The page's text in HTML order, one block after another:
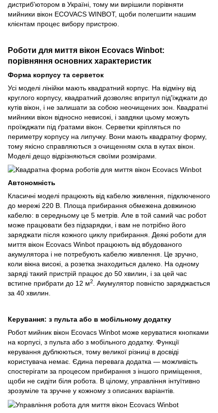
дистриб'ютором в Україні, тому ми вирішили порівняти
мийники вікон ECOVACS WINBOT, щоби полегшити нашим
клієнтам процес вибору пристрою.
Роботи для миття вікон Ecovacs Winbot:
порівняння основних характеристик
Форма корпусу та серветок
Усі моделі лінійки мають квадратний корпус. На відміну від
круглого корпусу, квадратний дозволяє впритул під'їжджати до
кутів вікон, і не залишати за собою неочищених зон. Квадратні
мийники вікон відносно невисокі, і завдяки цьому можуть
проїжджати під ґратами вікон. Серветки кріпляться по
периметру корпусу на липучку. Вони мають квадратну форму,
тому якісно справляються з очищенням скла в кутах вікон.
Моделі дещо відрізняються своїми розмірами.
Автономність
Класичні моделі працюють від кабелю живлення, підключеного
до мережі 220 В. Площа прибирання обмежена довжиною
кабелю: в середньому це 5 метрів. Але в той самий час робот
може працювати без підзарядки, і вам не потрібно його
заряджати після кожного циклу прибирання. Деякі роботи для
миття вікон Ecovacs Winbot працюють від вбудованого
акумулятора і не потребують кабелю живлення. Це зручно,
коли вікна високі, а розетка знаходиться далеко. На одному
заряді такий пристрій працює до 50 хвилин, і за цей час
встигне прибрати до 12 м2. Акумулятор повністю заряджається
за 40 хвилин.
Керування: з пульта або в мобільному додатку
Робот мийник вікон Ecovacs Winbot може керуватися кнопками
на корпусі, з пульта або з мобільного додатку. Функції
керування дублюються, тому великої різниці в досвіді
користувача немає. Єдина перевага додатка — можливість
спостерігати за процесом прибирання з іншого приміщення,
щоби не сидіти біля робота. В цілому, управління інтуїтивно
зрозуміле та зручне у кожному з описаних варіантів.